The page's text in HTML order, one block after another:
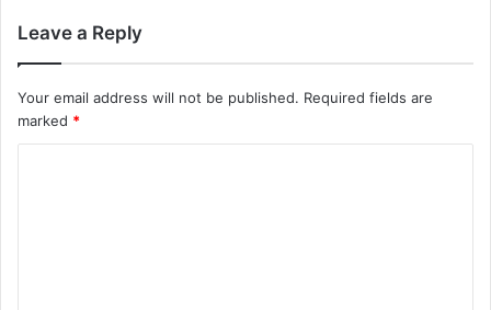
Leave a Reply
Your email address will not be published. Required fields are
marked *